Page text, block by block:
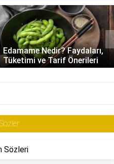
Edamame Nedir? Faydaları,
Tüketimi ve Tarif Önerileri
›
Sözleri